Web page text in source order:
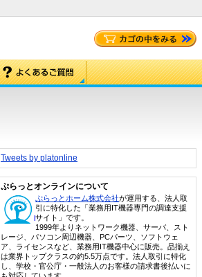
Tweets by platonline
ぷらっとオンラインについて
ぷらっとホーム株式会社が運用する、法人取
引に特化した「業務用IT機器専門の調達支援
サイト」です。
1999年よりネットワーク機器、サーバ、スト
レージ、パソコン周辺機器、PCパーツ、ソフトウェ
ア、ライセンスなど、業務用IT機器中心に販売。品揃え
は業界トップクラスの約5.5万点です。法人取引に特化
し、学校・官公庁・一般法人のお客様の請求書後払いに